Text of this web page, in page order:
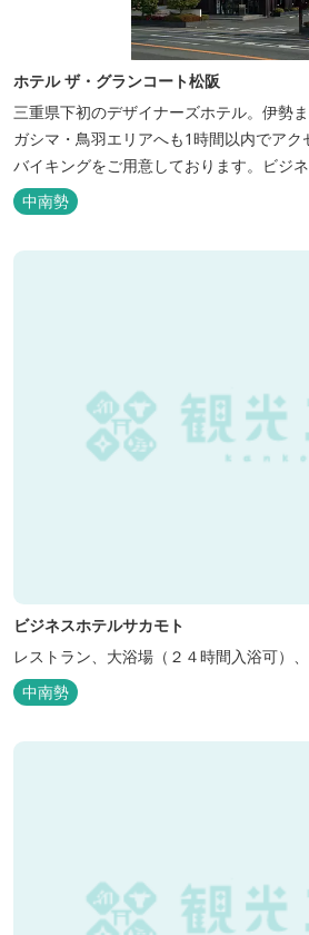
ホテル ザ・グランコート松阪
三重県下初のデザイナーズホテル。伊勢
ガシマ・鳥羽エリアへも1時間以内でア
バイキングをご用意しております。ビジ
た空間の中で上質なひとときをお過ごしく
中南勢
ビジネスホテルサカモト
レストラン、大浴場（２４時間入浴可）
中南勢